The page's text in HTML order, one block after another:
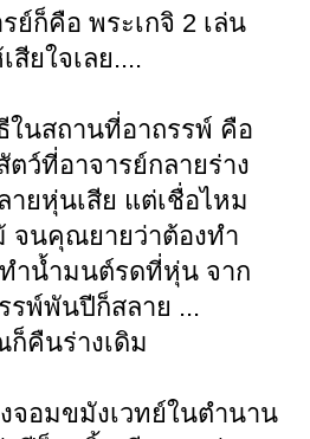
ย์ก็คือ พระเกจิ 2 เล่น
สียใจเลย....
ในสถานที่อาถรรพ์ คือ
ว์ที่อาจารย์กลายร่าง
ายหุ่นเสีย แต่เชื่อไหม
จนคุณยายว่าต้องทำ
ำน้ำมนต์รดที่หุ่น จาก
รพ์พันปีก็สลาย ...
คืนร่างเดิม
จอมขมังเวทย์ในตำนาน